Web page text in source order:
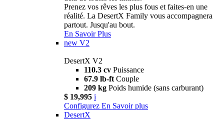
Prenez vos rêves les plus fous et faites-en une
réalité. La DesertX Family vous accompagnera
partout. Jusqu'au bout.
En Savoir Plus
new V2
DesertX V2
110.3 cv Puissance
67.9 lb-ft Couple
209 kg Poids humide (sans carburant)
$ 19,995 i
Configurez En Savoir plus
DesertX